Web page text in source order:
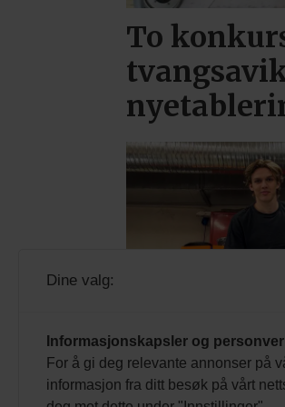
To
Dine valg:
Informasjonskapsler og
For å gi deg relevante annonser på
informasjon fra ditt besøk på vårt